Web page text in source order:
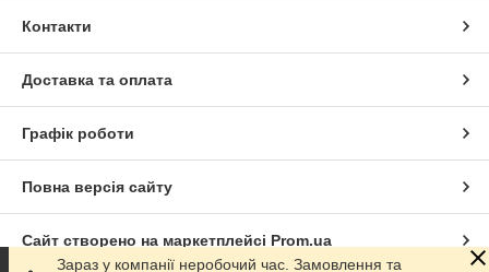
Контакти
Доставка та оплата
Графік роботи
Повна версія сайту
Сайт створено на маркетплейсі Prom.ua
Зараз у компанії неробочий час. Замовлення та